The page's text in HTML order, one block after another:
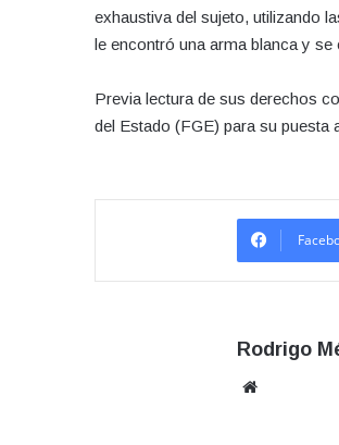
exhaustiva del sujeto, utilizando
le encontró una arma blanca y
Previa lectura de sus derechos
del Estado (FGE) para su puesta
Rodrigo